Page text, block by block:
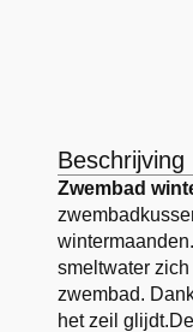
Beschrijving
Zwembad
smeltwater
zwembad.
het zeil